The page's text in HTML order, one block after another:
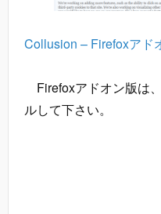
Collusion – Firefoxアド
Firefoxアドオン版は
ルして下さい。